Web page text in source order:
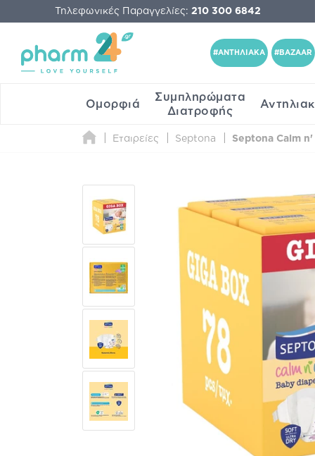
Τηλεφωνικές Παραγγελίες: 210 300 6842
#ΑΝΤΗΛΙΑΚΑ #BAZAAR
Ομορφιά
Συμπληρώματα
Διατροφής
Εταιρείες Septona Septona Calm